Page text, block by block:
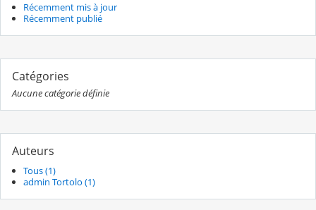
Récemment mis à jour
Récemment publié
Catégories
Aucune catégorie définie
Auteurs
Tous (1)
admin Tortolo (1)